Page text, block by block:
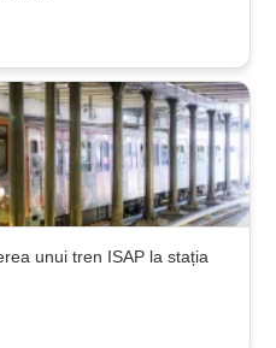
unui tren ISAP la stația